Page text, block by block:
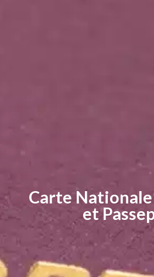
Carte
et